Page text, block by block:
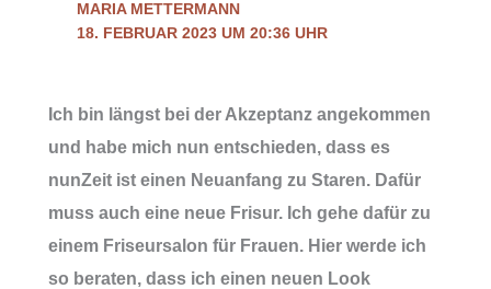
MARIA METTERMANN
18. FEBRUAR 2023 UM 20:36 UHR
Ich bin längst bei der Akzeptanz angekommen
und habe mich nun entschieden, dass es
nunZeit ist einen Neuanfang zu Staren. Dafür
muss auch eine neue Frisur. Ich gehe dafür zu
einem Friseursalon für Frauen. Hier werde ich
so beraten, dass ich einen neuen Look